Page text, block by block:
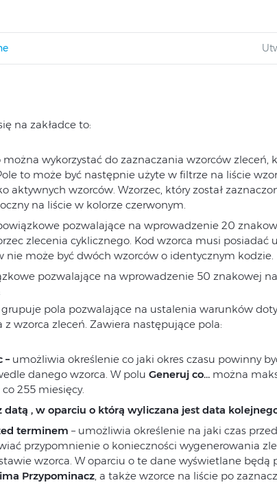
na zakładce to:
wykorzystać do zaznaczania wzorców zleceń,
to może być następnie użyte w filtrze na liście
aktywnych wzorców. Wzorzec, który został
na liście w kolorze czerwonym.
pozwalające na wprowadzenie 20
zlecenia cyklicznego. Kod wzorca musi posiadać
nie może być dwóch wzorców o identycznym kodzie.
pozwalające na wprowadzenie 50 znakowej
grupuje pola pozwalające na ustalenia warunków
wzorca zleceń. Zawiera następujące pola:
– umożliwia określenie co jaki okres czasu powinny
danego wzorca. W polu Generuj co…można
255 miesięcy.
datą , w oparciu o którą wyliczana jest data
terminem – umożliwia określenie na jaki czas
przypomnienie o konieczności wygenerowania
wzorca. W oparciu o te dane wyświetlane będą
Przypominacz, a także wzorce na liście po